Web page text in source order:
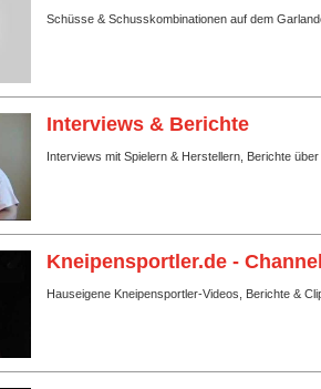
Schüsse & Schusskombinationen auf dem
Interviews & Berichte
Interviews mit Spielern & Herstellern, Berichte
Kneipensportler.de -
Hauseigene Kneipensportler-Videos, Berichte &